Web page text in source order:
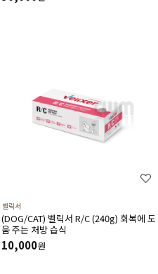
벨릭서
(DOG/CAT) 벨릭서 R/C (240g) 회복에 도
움 주는 처방 습식
10,000원